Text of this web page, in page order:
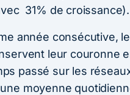
31% de croissance).
année consécutive,
leur couronne
passé sur les
moyenne